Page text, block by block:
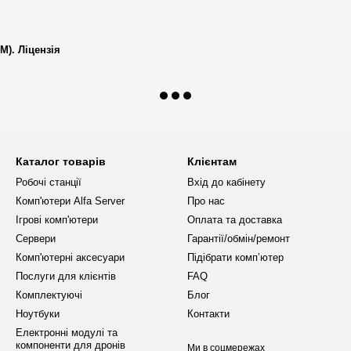
систему Active PFC. Завдяки
стабільну подачу
комп’ютер становить 38
продавця.
використанні, а
працювати в MS Office, Google
які не потребують серйозних
Ліцензія
Каталог товарів
Робочі станції
Комп'ютери Alfa Server
Ігрові комп'ютери
Сервери
Комп'ютерні аксесуари
Послуги для клієнтів
Комплектуючі
Ноутбуки
Електронні модулі та
компоненти для дронів
Клієнтам
Вхід до кабінету
Про нас
Оплата та доставка
Гарантії/обмін/ремонт
Підібрати комп’ютер
FAQ
Блог
Контакти
Ми в соцмережах